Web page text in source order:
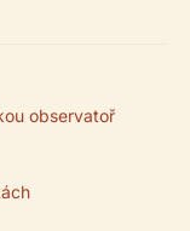
observatoř